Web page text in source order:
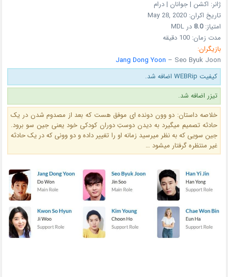
ژانر: اکشن | جوانان | درام
تاریخ اکران: May 28, 2020
امتیاز:8.0 در MDL
مدت زمان: 100 دقیقه
بازیگران:
Jang Dong Yoon – Seo Byuk Joon
کیفیت WEBRip اضافه شد.
تیزر اضافه شد.
خلاصه داستان: دو وون دونده ای موفق هست که بعد از مصدوم شدن در یک
حادثه تصمیم میگیرد به دیدن دوستِ دوران کودکی خود یعنی جین سو برود.
جین سویی که به نظر میرسید زمانه او را تغییر داده و دو وونی که در یک حادثه
غیر منتظره گرفتار میشود …